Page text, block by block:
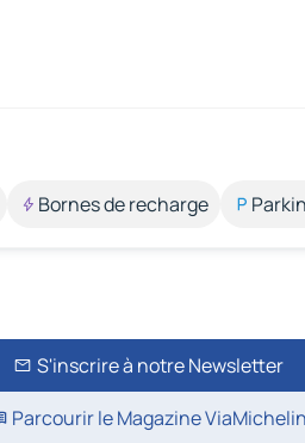
Bornes de recharge
S'inscrire à notre Newsletter
Parcourir le Magazine ViaMichelin